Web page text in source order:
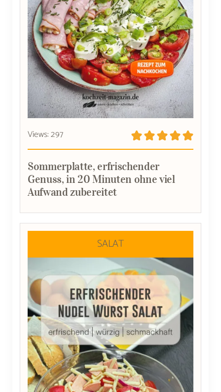
Views: 297
Sommerplatte, erfrischender
Genuss, in 20 Minuten ohne viel
Aufwand zubereitet
SALAT